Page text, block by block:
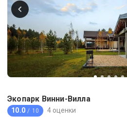
Экопарк Винни-Вилла
10.0 / 10 4 оценки